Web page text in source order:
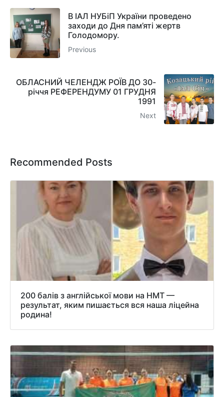
В ІАЛ НУБіП України проведено
заходи до Дня пам’яті жертв
Голодомору.
Previous
ОБЛАСНИЙ ЧЕЛЕНДЖ РОЇВ ДО 30-
річчя РЕФЕРЕНДУМУ 01 ГРУДНЯ
1991
Next
Recommended Posts
200 балів з англійської мови на НМТ —
результат, яким пишається вся наша ліцейна
родина!